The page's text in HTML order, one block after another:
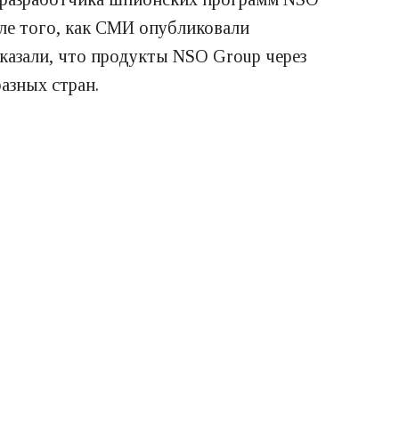
того, как СМИ опубликовали
что продукты NSO Group через
стран.